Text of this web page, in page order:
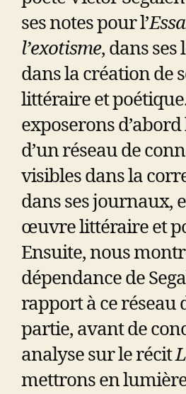
ses notes pour l’
l’exotisme, dans ses
dans la création de
littéraire et
exposerons d’abord
d’un réseau de
visibles dans la
dans ses journaux,
œuvre littéraire et
Ensuite, nous
dépendance de
rapport à ce réseau
partie, avant de
analyse sur le récit
mettrons en